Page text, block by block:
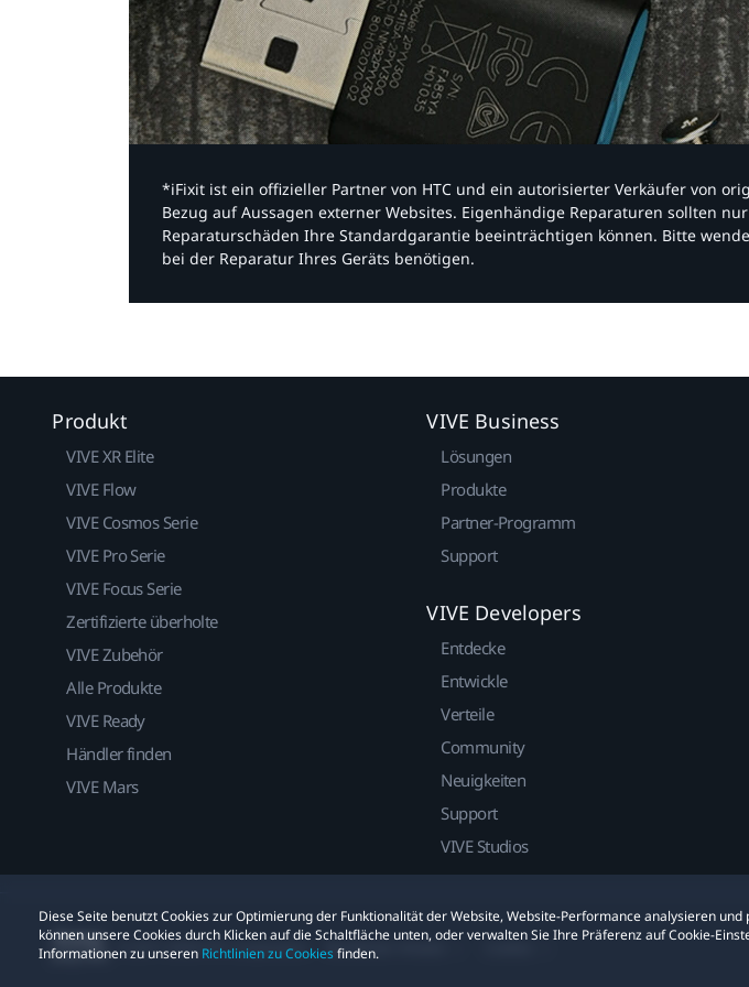
*iFixit ist ein offizieller Partner von HTC und ein autorisierter Verkäufer von
Bezug auf Aussagen externer Websites. Eigenhändige Reparaturen sollten
Reparaturschäden Ihre Standardgarantie beeinträchtigen können. Bitte
bei der Reparatur Ihres Geräts benötigen.​
Diese Seite benutzt Cookies zur Optimierung der Funktionalität der Website, Website-Performance analysieren
können unsere Cookies durch Klicken auf die Schaltfläche unten, oder verwalten Sie Ihre Präferenz auf Cookie-
Informationen zu unseren Richtlinien zu Cookies finden.
Produkt
VIVE XR Elite
VIVE Flow
VIVE Cosmos Serie
VIVE Pro Serie
VIVE Focus Serie
Zertifizierte überholte
VIVE Zubehör
Alle Produkte
VIVE Ready
Händler finden
VIVE Mars
VIVE Business
Lösungen
Produkte
Partner-Programm
Support
VIVE Developers
Entdecke
Entwickle
Verteile
Community
Neuigkeiten
Support
VIVE Studios
© 2011-2026 HTC Corporation Rechtlicher Hinweis